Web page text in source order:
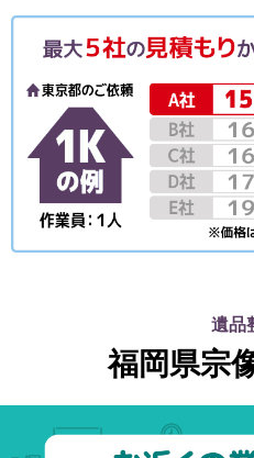
遺品
福岡県宗